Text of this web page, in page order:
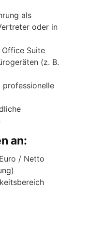
als
oder in
Suite
(z. B.
professionelle
an:
/ Netto